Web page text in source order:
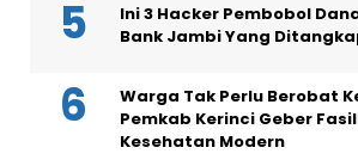
Ini 3 Hacker Pembobol
Bank Jambi Yang
Warga Tak Perlu Berobat
Pemkab Kerinci Geber
Kesehatan Modern